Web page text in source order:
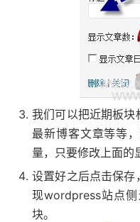
我们可以把近期板块
最新博客文章等等
量，只要修改上面的
设置好之后点击保存
现wordpress站点
块。